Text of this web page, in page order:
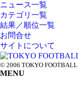
ニュース一覧
カテゴリ一覧
結果／順位一覧
お問合せ
サイトについて
© 2006 TOKYO FOOTBALL.
MENU